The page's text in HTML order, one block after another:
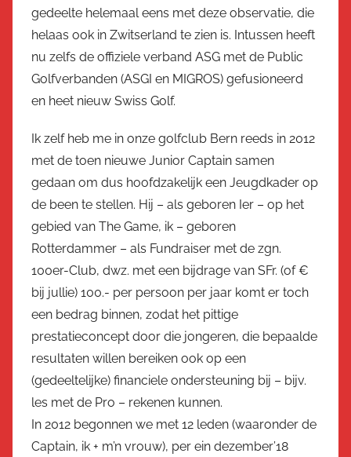
gedeelte helemaal eens met deze observatie, die
helaas ook in Zwitserland te zien is. Intussen heeft
nu zelfs de offiziele verband ASG met de Public
Golfverbanden (ASGI en MIGROS) gefusioneerd
en heet nieuw Swiss Golf.
Ik zelf heb me in onze golfclub Bern reeds in 2012
met de toen nieuwe Junior Captain samen
gedaan om dus hoofdzakelijk een Jeugdkader op
de been te stellen. Hij – als geboren Ier – op het
gebied van The Game, ik – geboren
Rotterdammer – als Fundraiser met de zgn.
100er-Club, dwz. met een bijdrage van SFr. (of €
bij jullie) 100.- per persoon per jaar komt er toch
een bedrag binnen, zodat het pittige
prestatieconcept door die jongeren, die bepaalde
resultaten willen bereiken ook op een
(gedeeltelijke) financiele ondersteuning bij – bijv.
les met de Pro – rekenen kunnen.
In 2012 begonnen we met 12 leden (waaronder de
Captain, ik + m’n vrouw), per ein dezember’18